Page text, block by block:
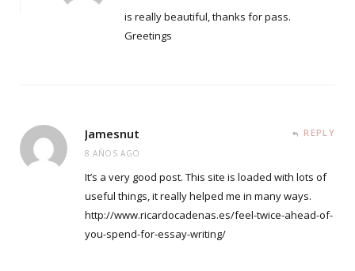
is really beautiful, thanks for pass.
Greetings
Jamesnut
8 AÑOS AGO
REPLY
It’s a very good post. This site is loaded with lots of
useful things, it really helped me in many ways.
http://www.ricardocadenas.es/feel-twice-ahead-of-
you-spend-for-essay-writing/